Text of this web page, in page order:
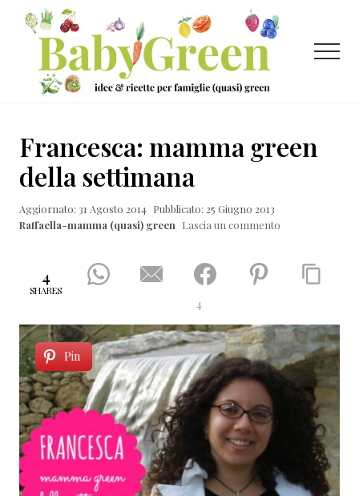
Menu
Passa
contenuto
principale
Passa
laterale
primaria
Passa
ricette
per
famiglie
Menu
Francesca: mamma green
della settimana
Aggiornato: 31 Agosto 2014 Pubblicato: 25 Giugno 2013
Raffaella-mamma (quasi) green Lascia un commento
4
SHARES
4
Pin